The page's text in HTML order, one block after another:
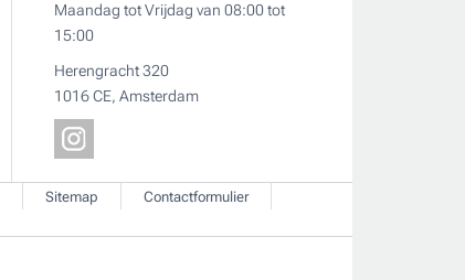
Maandag tot Vrijdag van 08:00 tot
15:00
Herengracht 320
1016 CE, Amsterdam
Sitemap
Contactformulier